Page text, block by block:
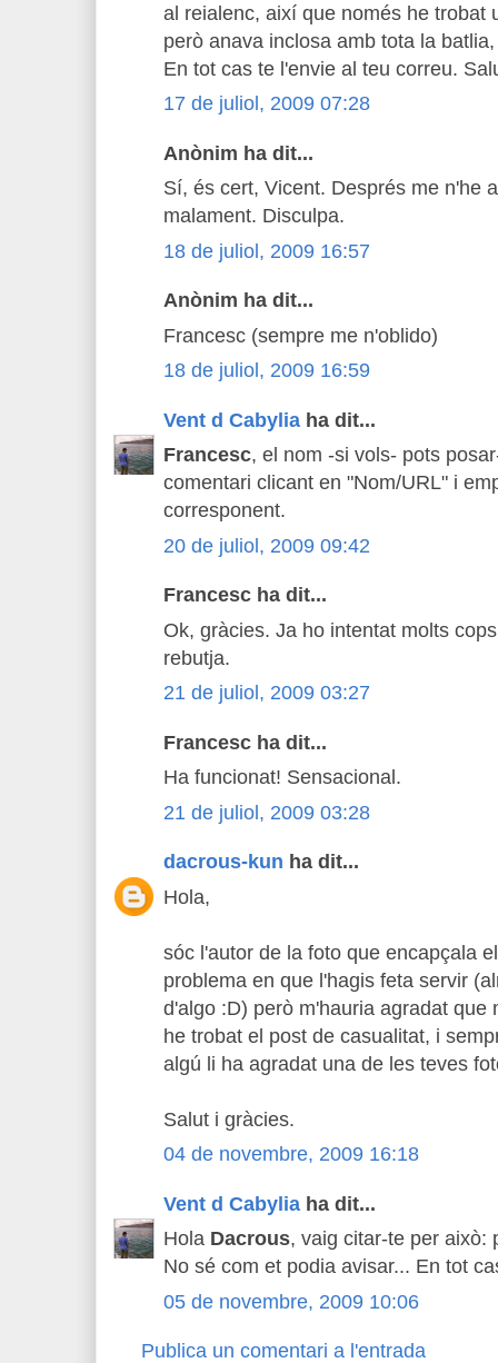
al reialenc, així que només he trobat
però anava inclosa amb tota la
En tot cas te l'envie al teu correu.
17 de juliol, 2009 07:28
Anònim ha dit...
Sí, és cert, Vicent. Després me n'he
malament. Disculpa.
18 de juliol, 2009 16:57
Anònim ha dit...
Francesc (sempre me n'oblido)
18 de juliol, 2009 16:59
Vent d Cabylia ha dit...
Francesc, el nom -si vols- pots
comentari clicant en "Nom/URL" i
corresponent.
20 de juliol, 2009 09:42
Francesc ha dit...
Ok, gràcies. Ja ho intentat molts
rebutja.
21 de juliol, 2009 03:27
Francesc ha dit...
Ha funcionat! Sensacional.
21 de juliol, 2009 03:28
dacrous-kun ha dit...
Hola,
sóc l'autor de la foto que encapçala
problema en que l'hagis feta servir
d'algo :D) però m'hauria agradat que
he trobat el post de casualitat, i
algú li ha agradat una de les teves
Salut i gràcies.
04 de novembre, 2009 16:18
Vent d Cabylia ha dit...
Hola Dacrous, vaig citar-te per això:
No sé com et podia avisar... En tot
05 de novembre, 2009 10:06
Publica un comentari a l'entrada